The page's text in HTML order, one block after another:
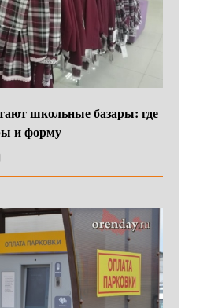
школьные базары: где
и форму